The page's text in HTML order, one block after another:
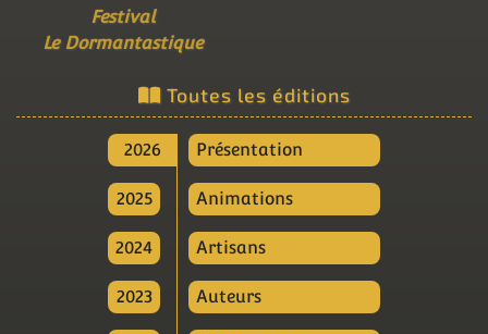
Festival
Le Dormantastique
Toutes les éditions
2026
2025
2024
2023
Présentation
Animations
Artisans
Auteurs